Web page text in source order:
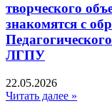
творческого
знакомятся с
ЛГПУ
22.05.2026
Читать далее »